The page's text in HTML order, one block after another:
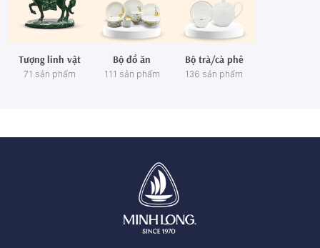
Tượng linh vật
71 sản phẩm
Bộ đồ ăn
111 sản phẩm
Bộ trà/cà phê
136 sản phẩm